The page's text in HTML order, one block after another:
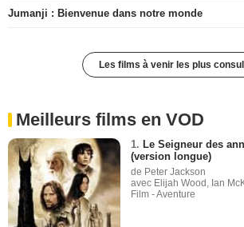
Jumanji : Bienvenue dans notre monde
Les films à venir les plus
Meilleurs films en VOD
1. Le Seigneur des
(version longue)
de Peter Jackson
avec Elijah Wood, Ian
Film - Aventure